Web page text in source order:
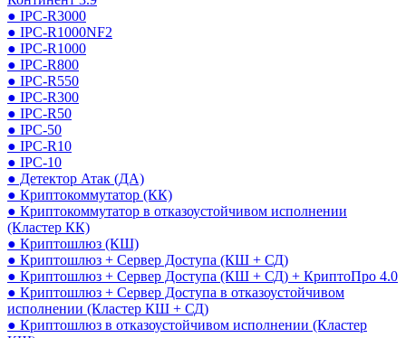
● IPC-R3000
● IPC-R1000NF2
● IPC-R1000
● IPC-R800
● IPC-R550
● IPC-R300
● IPC-R50
● IPC-50
● IPC-R10
● IPC-10
● Детектор Атак (ДА)
● Криптокоммутатор (КК)
● Криптокоммутатор в отказоустойчивом исполнении
(Кластер КК)
● Криптошлюз (КШ)
● Криптошлюз + Сервер Доступа (КШ + СД)
● Криптошлюз + Сервер Доступа (КШ + СД) + КриптоПро 4.0
● Криптошлюз + Сервер Доступа в отказоустойчивом
исполнении (Кластер КШ + СД)
● Криптошлюз в отказоустойчивом исполнении (Кластер